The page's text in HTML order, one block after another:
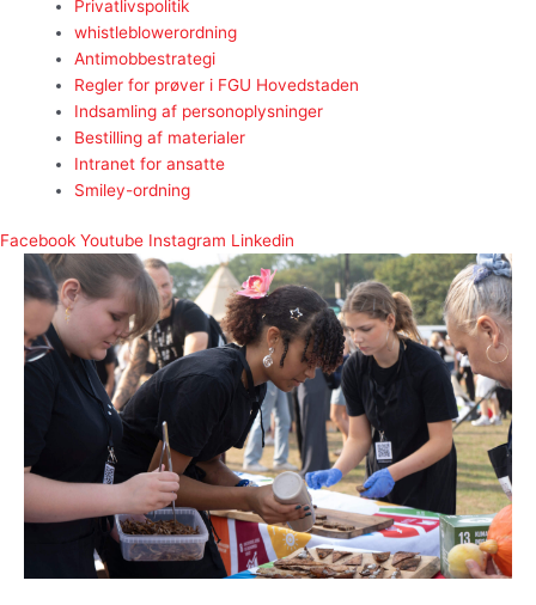
Privatlivspolitik
whistleblowerordning
Antimobbestrategi
Regler for prøver i FGU Hovedstaden
Indsamling af personoplysninger
Bestilling af materialer
Intranet for ansatte
Smiley-ordning
Facebook Youtube Instagram Linkedin